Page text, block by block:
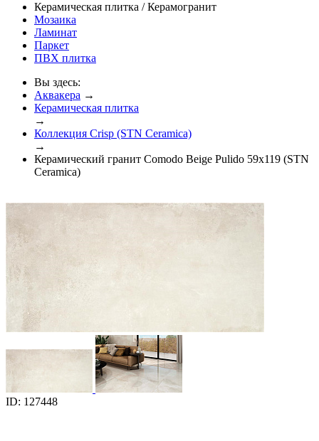
Керамическая плитка / Керамогранит
Мозаика
Ламинат
Паркет
ПВХ плитка
Вы здесь:
Аквакера →
Керамическая плитка
→
Коллекция Crisp (STN Ceramica)
→
Керамический гранит Comodo Beige Pulido 59x119 (STN
Ceramica)
ID: 127448